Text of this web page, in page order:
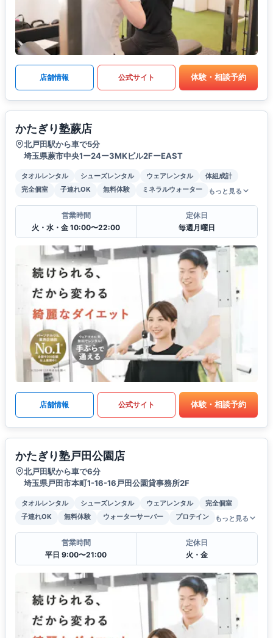
店舗情報 公式サイト 体験・相談予約
かたぎり塾蕨店
北戸田駅から車で5分
埼玉県蕨市中央1ー24ー3MKビル2FーEAST
タオルレンタル シューズレンタル ウェアレンタル
体組成計
完全個室
子連れOK 無料体験 ミネラルウォーター もっと見る
営業時間
火・水・金 10:00〜22:00
定休日
毎週月曜日
店舗情報 公式サイト 体験・相談予約
かたぎり塾戸田公園店
北戸田駅から車で6分
埼玉県戸田市本町1-16-16戸田公園貸事務所2F
タオルレンタル シューズレンタル ウェアレンタル
完全個室
子連れOK
無料体験 ウォーターサーバー プロテイン もっと見る
営業時間
平日 9:00〜21:00
定休日
火・金